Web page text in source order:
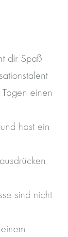
dir Spaß
einen
hast ein
sind nicht